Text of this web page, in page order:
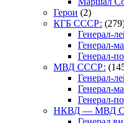
Герои (2)
КГБ СССР:
Генерал-
Генерал-
Генерал-
МВД СССР:
Генерал-
Генерал-
Генерал-
НКВД — МВД